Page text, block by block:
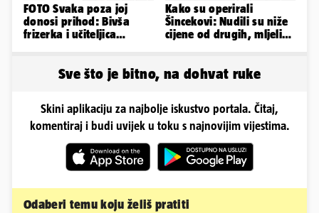
FOTO Svaka poza joj
donosi prihod: Bivša
frizerka i učiteljica
Kako su operirali
Šincekovi: Nudili su niže
cijene od drugih, mljeli
Sve što je bitno, na dohvat ruke
Skini aplikaciju za najbolje iskustvo portala. Čitaj,
komentiraj i budi uvijek u toku s najnovijim vijestima.
Odaberi temu koju želiš pratiti